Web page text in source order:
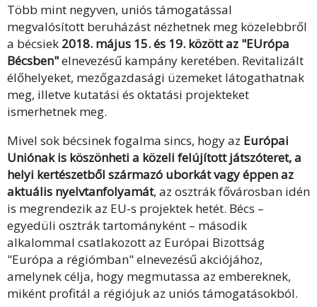
Több mint negyven, uniós támogatással
megvalósított beruházást nézhetnek meg közelebbről
a bécsiek 2018. május 15. és 19. között az "EUrópa
Bécsben"elnevezésű kampány keretében. Revitalizált
élőhelyeket, mezőgazdasági üzemeket látogathatnak
meg, illetve kutatási és oktatási projekteket
ismerhetnek meg.
Mivel sok bécsinek fogalma sincs, hogy az Európai
Uniónak is köszönheti a közeli felújított játszóteret, a
helyi kertészetből származó uborkát vagy éppen az
aktuális nyelvtanfolyamát, az osztrák fővárosban idén
is megrendezik az EU-s projektek hetét. Bécs –
egyedüli osztrák tartományként – második
alkalommal csatlakozott az Európai Bizottság
"Európa a régiómban" elnevezésű akciójához,
amelynek célja, hogy megmutassa az embereknek,
miként profitál a régiójuk az uniós támogatásokból.